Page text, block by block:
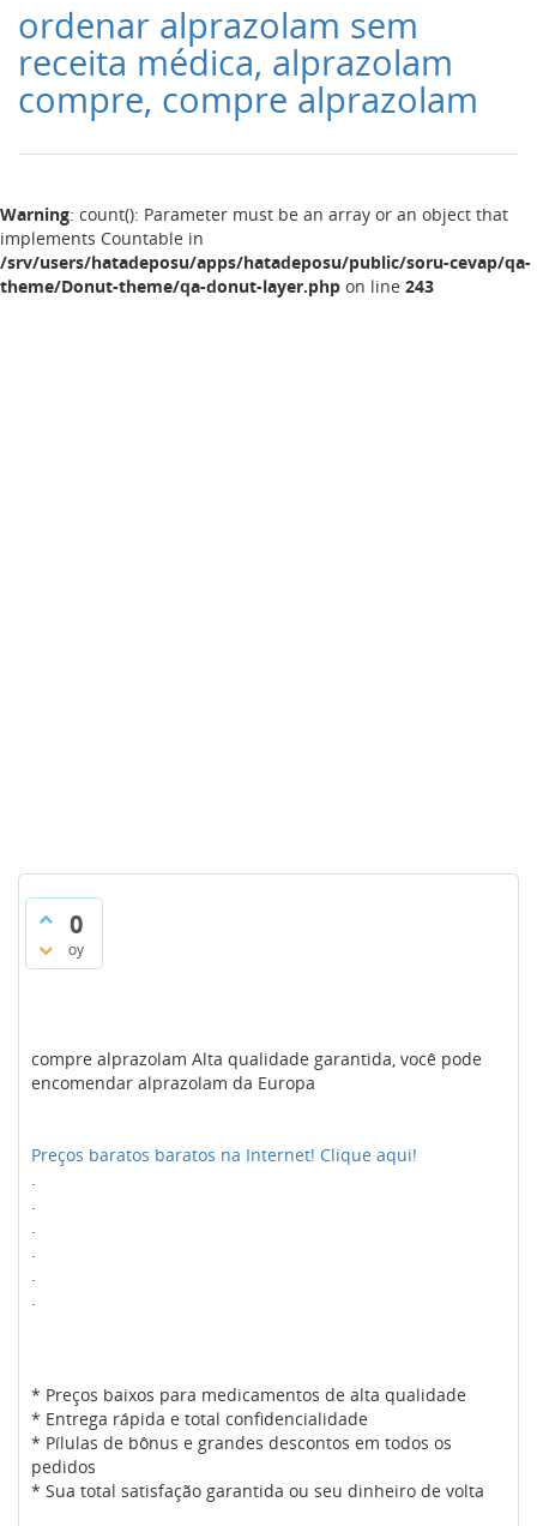
ordenar alprazolam sem
receita médica, alprazolam
compre, compre alprazolam
Warning: count(): Parameter must be an array or an object that
implements Countable in
/srv/users/hatadeposu/apps/hatadeposu/public/soru-cevap/qa-
theme/Donut-theme/qa-donut-layer.php on line 243
0
oy
compre alprazolam Alta qualidade garantida, você pode
encomendar alprazolam da Europa
Preços baratos baratos na Internet! Clique aqui!
.
.
.
.
.
.
* Preços baixos para medicamentos de alta qualidade
* Entrega rápida e total confidencialidade
* Pílulas de bônus e grandes descontos em todos os
pedidos
* Sua total satisfação garantida ou seu dinheiro de volta